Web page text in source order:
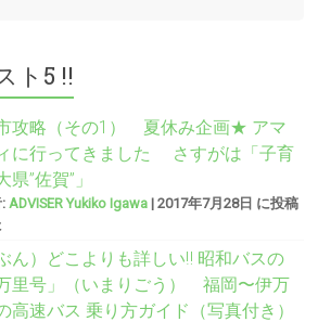
ト5 !!
攻略（その1） 夏休み企画★ アマ
に行ってきました さすがは「子育
県”佐賀”」
ADVISER Yukiko Igawa |2017年7月28日 に投稿
ぶん）どこよりも詳しい‼︎ 昭和バスの
万里号」（いまりごう） 福岡〜伊万
高速バス 乗り方ガイド（写真付き）